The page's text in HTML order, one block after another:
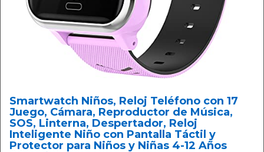
Smartwatch Niños, Reloj Teléfono con 17
Juego, Cámara, Reproductor de Música,
SOS, Linterna, Despertador, Reloj
Inteligente Niño con Pantalla Táctil y
Protector para Niños y Niñas 4-12 Años